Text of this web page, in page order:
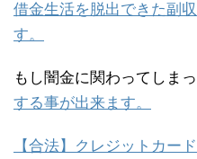
借金生活を脱出できた副
す。
もし闇金に関わってしまっ
する事が出来ます。
【合法】クレジットカー